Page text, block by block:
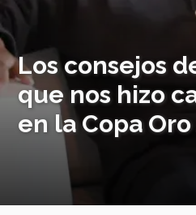
Los consejos
que nos hizo
en la Copa Oro